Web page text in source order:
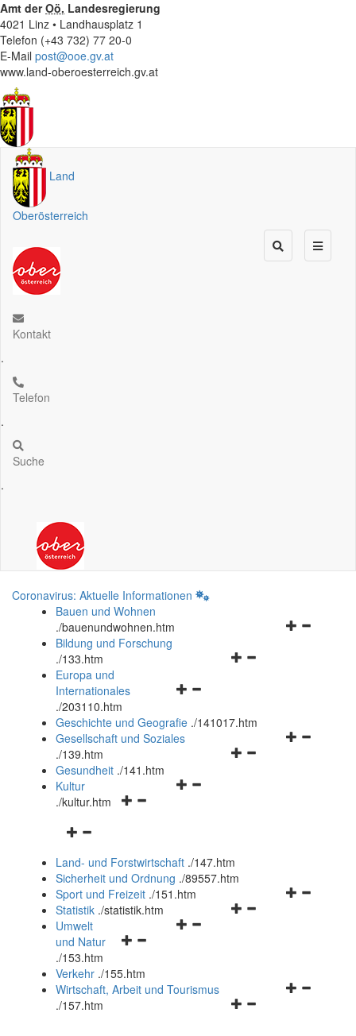
Amt derOö. Landesregierung
4021 Linz • Landhausplatz 1
Telefon (+43 732) 77 20-0
E-Mail post@ooe.gv.at
www.land-oberoesterreich.gv.at
Land
Oberösterreich
Kontakt
.
Telefon
.
Suche
.
Coronavirus: Aktuelle Informationen
Bauen und Wohnen
./bauenundwohnen.htm
Navigationsmenü
Bildung und Forschung
./133.htm
Navigationsmenü
und
schließen
Europa und
Internationales
./203110.htm
Geschichte und Geografie ./141017.htm
Navigationsmenü
Gesellschaft und Soziales
./139.htm
Navigationsmenü
Gesundheit ./141.htm
Navigationsmenü
Kultur
./kultur.htm
Navigationsmenü
und
schließen
Land- und Forstwirtschaft ./147.htm
Sicherheit und Ordnung ./89557.htm
Navigationsmenü
Sport und Freizeit ./151.htm
Navigationsmenü
Statistik ./statistik.htm
Navigationsmenü
und
schließen
Umwelt
und Natur
./153.htm
Verkehr ./155.htm
Navigationsmenü
Wirtschaft, Arbeit und Tourismus
./157.htm